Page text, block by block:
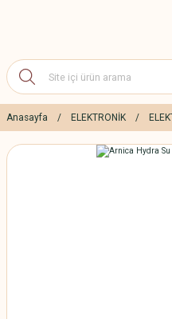
Anasayfa ELEKTRONİK